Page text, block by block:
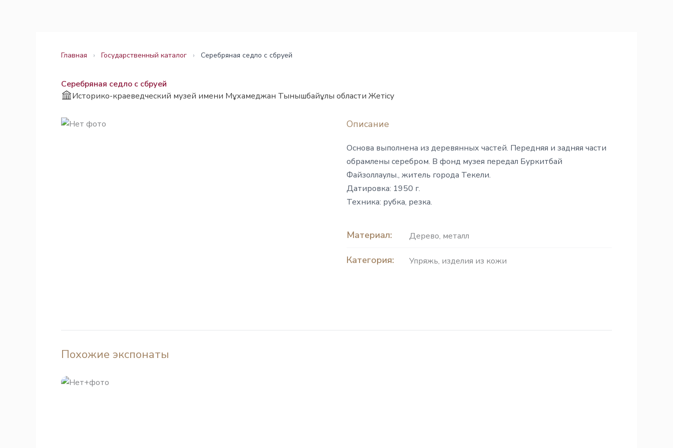
Главная › Государственный каталог › Серебряная седло с сбруей
Серебряная седло с сбруей
Историко-краеведческий музей имени Мұхамеджан Тынышбайұлы области Жетісу
Описание
Основа выполнена из деревянных частей. Передняя и задняя части
обрамлены серебром. В фонд музея передал Буркитбай
Файзоллаулы., житель города Текели.
Датировка: 1950 г.
Техника: рубка, резка.
Материал: Дерево, металл
Категория: Упряжь, изделия из кожи
Похожие экспонаты